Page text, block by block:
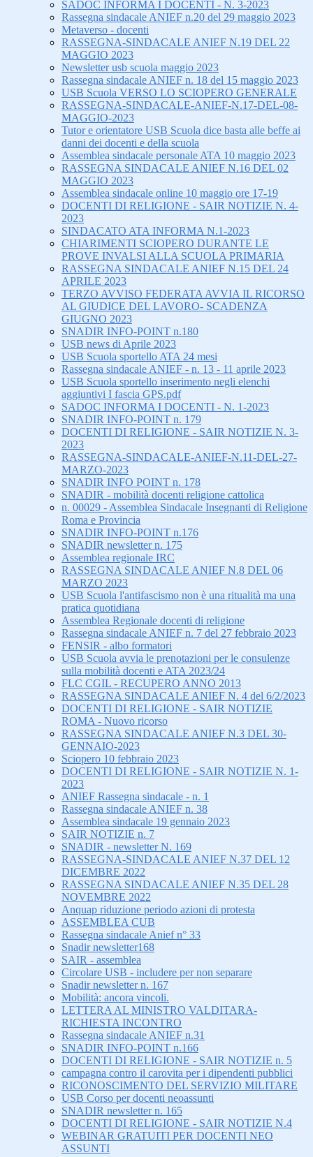
SADOC INFORMA I DOCENTI - N. 3-2023
Rassegna sindacale ANIEF n.20 del 29 maggio 2023
Metaverso - docenti
RASSEGNA-SINDACALE ANIEF N.19 DEL 22
MAGGIO 2023
Newsletter usb scuola maggio 2023
Rassegna sindacale ANIEF n. 18 del 15 maggio 2023
USB Scuola VERSO LO SCIOPERO GENERALE
RASSEGNA-SINDACALE-ANIEF-N.17-DEL-08-
MAGGIO-2023
Tutor e orientatore USB Scuola dice basta alle beffe ai
danni dei docenti e della scuola
Assemblea sindacale personale ATA 10 maggio 2023
RASSEGNA SINDACALE ANIEF N.16 DEL 02
MAGGIO 2023
Assemblea sindacale online 10 maggio ore 17-19
DOCENTI DI RELIGIONE - SAIR NOTIZIE N. 4-
2023
SINDACATO ATA INFORMA N.1-2023
CHIARIMENTI SCIOPERO DURANTE LE
PROVE INVALSI ALLA SCUOLA PRIMARIA
RASSEGNA SINDACALE ANIEF N.15 DEL 24
APRILE 2023
TERZO AVVISO FEDERATA AVVIA IL RICORSO
AL GIUDICE DEL LAVORO- SCADENZA
GIUGNO 2023
SNADIR INFO-POINT n.180
USB news di Aprile 2023
USB Scuola sportello ATA 24 mesi
Rassegna sindacale ANIEF - n. 13 - 11 aprile 2023
USB Scuola sportello inserimento negli elenchi
aggiuntivi I fascia GPS.pdf
SADOC INFORMA I DOCENTI - N. 1-2023
SNADIR INFO-POINT n. 179
DOCENTI DI RELIGIONE - SAIR NOTIZIE N. 3-
2023
RASSEGNA-SINDACALE-ANIEF-N.11-DEL-27-
MARZO-2023
SNADIR INFO POINT n. 178
SNADIR - mobilità docenti religione cattolica
n. 00029 - Assemblea Sindacale Insegnanti di Religione
Roma e Provincia
SNADIR INFO-POINT n.176
SNADIR newsletter n. 175
Assemblea regionale IRC
RASSEGNA SINDACALE ANIEF N.8 DEL 06
MARZO 2023
USB Scuola l'antifascismo non è una ritualità ma una
pratica quotidiana
Assemblea Regionale docenti di religione
Rassegna sindacale ANIEF n. 7 del 27 febbraio 2023
FENSIR - albo formatori
USB Scuola avvia le prenotazioni per le consulenze
sulla mobilità docenti e ATA 2023/24
FLC CGIL - RECUPERO ANNO 2013
RASSEGNA SINDACALE ANIEF N. 4 del 6/2/2023
DOCENTI DI RELIGIONE - SAIR NOTIZIE
ROMA - Nuovo ricorso
RASSEGNA SINDACALE ANIEF N.3 DEL 30-
GENNAIO-2023
Sciopero 10 febbraio 2023
DOCENTI DI RELIGIONE - SAIR NOTIZIE N. 1-
2023
ANIEF Rassegna sindacale - n. 1
Rassegna sindacale ANIEF n. 38
Assemblea sindacale 19 gennaio 2023
SAIR NOTIZIE n. 7
SNADIR - newsletter N. 169
RASSEGNA-SINDACALE ANIEF N.37 DEL 12
DICEMBRE 2022
RASSEGNA SINDACALE ANIEF N.35 DEL 28
NOVEMBRE 2022
Anquap riduzione periodo azioni di protesta
ASSEMBLEA CUB
Rassegna sindacale Anief n° 33
Snadir newsletter168
SAIR - assemblea
Circolare USB - includere per non separare
Snadir newsletter n. 167
Mobilità: ancora vincoli.
LETTERA AL MINISTRO VALDITARA-
RICHIESTA INCONTRO
Rassegna sindacale ANIEF n.31
SNADIR INFO-POINT n.166
DOCENTI DI RELIGIONE - SAIR NOTIZIE n. 5
campagna contro il carovita per i dipendenti pubblici
RICONOSCIMENTO DEL SERVIZIO MILITARE
USB Corso per docenti neoassunti
SNADIR newsletter n. 165
DOCENTI DI RELIGIONE - SAIR NOTIZIE N.4
WEBINAR GRATUITI PER DOCENTI NEO
ASSUNTI